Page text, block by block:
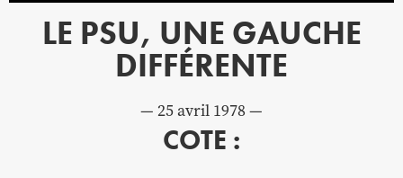
LE PSU, UNE GAUCHE
DIFFÉRENTE
25 avril 1978
COTE :